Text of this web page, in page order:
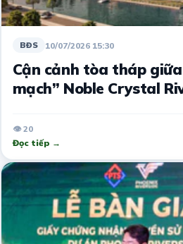
BĐS 10/07/2026 15:30
Cận cảnh tòa tháp
mạch” Noble Crystal
có
👁 20
Đọc tiếp →